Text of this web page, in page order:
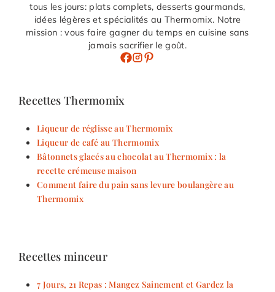
tous les jours: plats complets, desserts gourmands,
idées légères et spécialités au Thermomix. Notre
mission : vous faire gagner du temps en cuisine sans
jamais sacrifier le goût.
Recettes Thermomix
Liqueur de réglisse au Thermomix
Liqueur de café au Thermomix
Bâtonnets glacés au chocolat au Thermomix : la
recette crémeuse maison
Comment faire du pain sans levure boulangère au
Thermomix
Recettes minceur
7 Jours, 21 Repas : Mangez Sainement et Gardez la